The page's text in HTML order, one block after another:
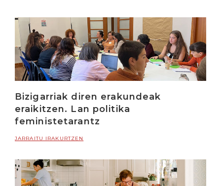
Bizigarriak diren erakundeak
eraikitzen. Lan politika
feministetarantz
JARRAITU IRAKURTZEN